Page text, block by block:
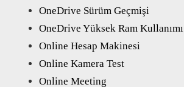
OneDrive Sürüm Geçmişi
OneDrive Yüksek Ram Kullanımı
Online Hesap Makinesi
Online Kamera Test
Online Meeting